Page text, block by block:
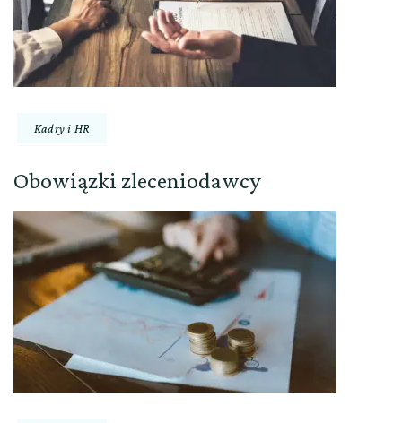
Kadry i HR
Obowiązki zleceniodawcy